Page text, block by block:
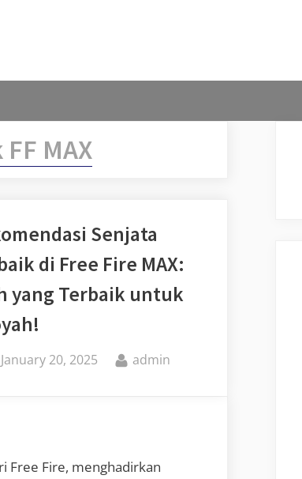
MAX
Senjata
di Free Fire MAX:
yang Terbaik untuk
Posted
January 20, 2025 By
admin
Free Fire, menghadirkan